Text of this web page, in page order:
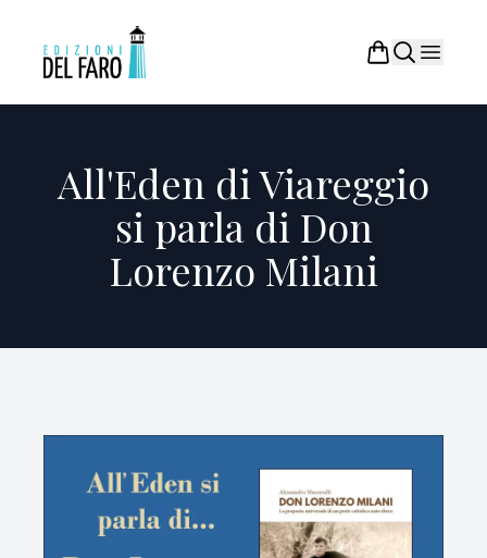
All'Eden di Viareggio
si parla di Don
Lorenzo Milani